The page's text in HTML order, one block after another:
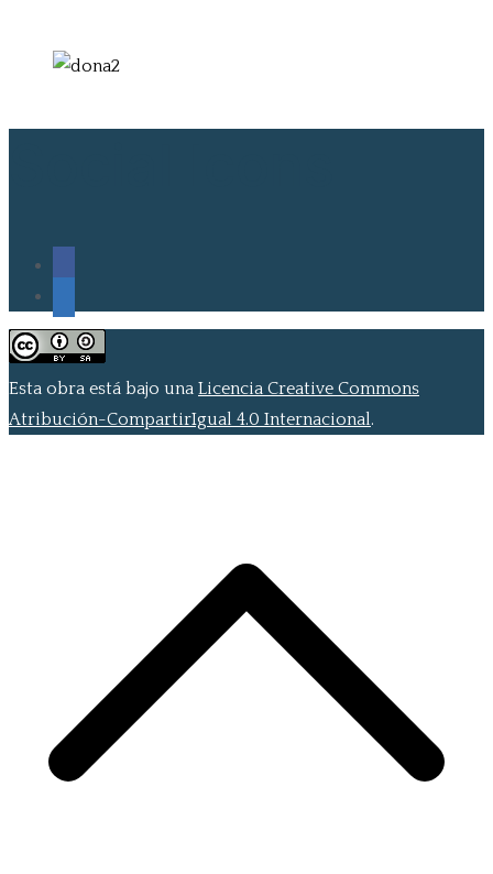
Esta obra está bajo una Licencia Creative Commons
Atribución-CompartirIgual 4.0 Internacional.